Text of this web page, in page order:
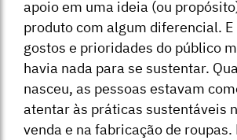
apoio em uma ideia (ou
produto com algum diferencial. E
gostos e prioridades do público
havia nada para se sustentar.
nasceu, as pessoas estavam
atentar às práticas sustentáveis
venda e na fabricação de